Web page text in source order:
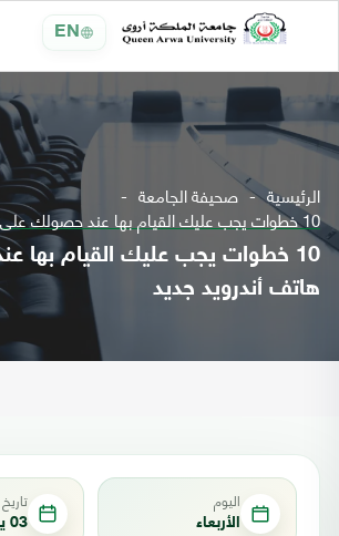
EN
الرئيسية صحيفة الجامعة
10 خطوات يجب عليك القيام بها عند حصولك على هاتف أندرويد جديد
10 خطوات يجب عليك القيام بها
هاتف أندرويد جديد
اليوم
الأربعاء 03 يناير 2018